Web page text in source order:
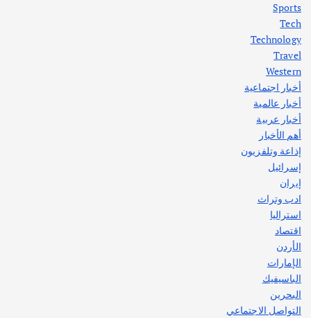
أهم الأخبار
اختتام ورشة السينوغرافيا في مدينة كلباء الاماراتية
أغسطس 3, 2026
Sports
Tech
Technology
Travel
Western
أخبار اجتماعية
أخبار عالمية
أخبار عربية
أهم الأخبار
إذاعة وتلفزيون
إسرائيل
إيران
ادب وتراث
استراليا
اقتصاد
الأردن
الإمارات
الباسيفيك
البحرين
التواصل الاجتماعي